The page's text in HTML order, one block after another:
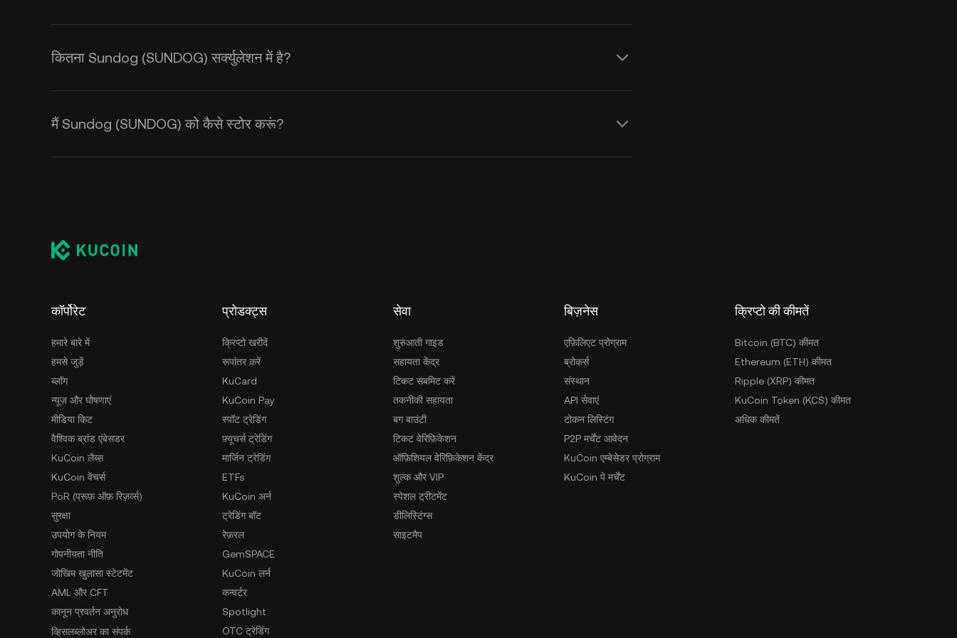
कितना Sundog (SUNDOG) सर्क्युलेशन में है?
मैं Sundog (SUNDOG) को कैसे स्टोर करूं?
कॉर्पोरेट
हमारे बारे में
हमसे जुड़ें
ब्लॉग
न्यूज़ और घोषणाएं
मीडिया किट
वैश्विक ब्रांड एंबेसडर
KuCoin लैब्स
KuCoin वेंचर्स
PoR (प्रूफ़ ऑफ़ रिज़र्व्स)
सुरक्षा
उपयोग के नियम
गोपनीयता नीति
जोखिम खुलासा स्टेटमेंट
AML और CFT
कानून प्रवर्तन अनुरोध
व्हिसलब्लोअर का संपर्क
प्रोडक्ट्स
क्रिप्टो खरीदें
रूपांतर करें
KuCard
KuCoin Pay
स्पॉट ट्रेडिंग
फ़्यूचर्स ट्रेडिंग
मार्जिन ट्रेडिंग
ETFs
KuCoin अर्न
ट्रेडिंग बॉट
रेफ़रल
GemSPACE
KuCoin लर्न
कन्वर्टर
Spotlight
OTC ट्रेडिंग
सेवा
शुरुआती गाइड
सहायता केंद्र
टिकट सबमिट करें
तकनीकी सहायता
बग बाउंटी
टिकट वेरिफ़िकेशन
ऑफ़िशियल वेरिफ़िकेशन केंद्र
शुल्क और VIP
स्पेशल ट्रीटमेंट
डीलिस्टिंग्स
साइटमैप
बिज़नेस
एफ़िलिएट प्रोग्राम
ब्रोकर्स
संस्थान
API सेवाएं
टोकन लिस्टिंग
P2P मर्चेंट आवेदन
KuCoin एम्बेसेडर प्रोग्राम
KuCoin पे मर्चेंट
क्रिप्टो की कीमतें
Bitcoin (BTC) कीमत
Ethereum (ETH) कीमत
Ripple (XRP) कीमत
KuCoin Token (KCS) कीमत
अधिक कीमतें